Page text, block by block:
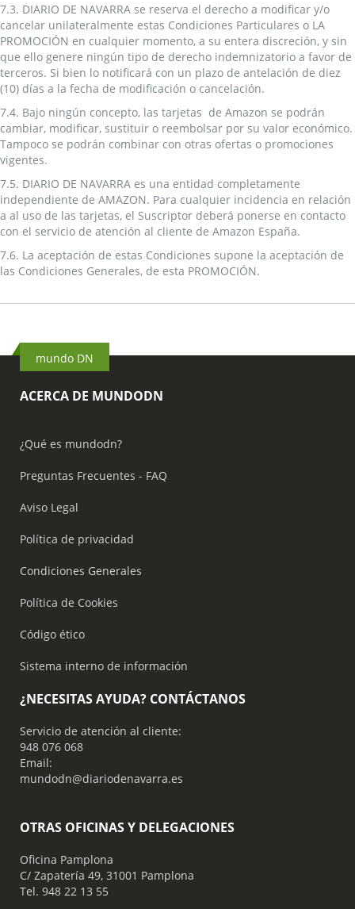
7.3. DIARIO DE NAVARRA se reserva el derecho a modificar y/o
cancelar unilateralmente estas Condiciones Particulares o LA
PROMOCIÓN en cualquier momento, a su entera discreción, y sin
que ello genere ningún tipo de derecho indemnizatorio a favor de
terceros. Si bien lo notificará con un plazo de antelación de diez
(10) días a la fecha de modificación o cancelación.
7.4. Bajo ningún concepto, las tarjetas de Amazon se podrán
cambiar, modificar, sustituir o reembolsar por su valor económico.
Tampoco se podrán combinar con otras ofertas o promociones
vigentes.
7.5. DIARIO DE NAVARRA es una entidad completamente
independiente de AMAZON. Para cualquier incidencia en relación
a al uso de las tarjetas, el Suscriptor deberá ponerse en contacto
con el servicio de atención al cliente de Amazon España.
7.6. La aceptación de estas Condiciones supone la aceptación de
las Condiciones Generales, de esta PROMOCIÓN.
mundo DN
ACERCA DE MUNDODN
¿Qué es mundodn?
Preguntas Frecuentes - FAQ
Aviso Legal
Política de privacidad
Condiciones Generales
Política de Cookies
Código ético
Sistema interno de información
¿NECESITAS AYUDA? CONTÁCTANOS
Servicio de atención al cliente:
948 076 068
Email:
mundodn@diariodenavarra.es
OTRAS OFICINAS Y DELEGACIONES
Oficina Pamplona
C/ Zapatería 49, 31001 Pamplona
Tel. 948 22 13 55